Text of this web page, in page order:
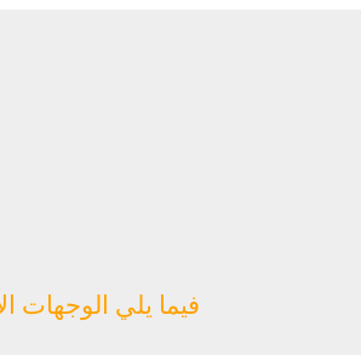
فيما يلي الوجهات